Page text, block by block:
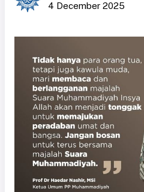
4 December 2025